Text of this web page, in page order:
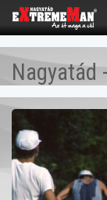
Nagyatád